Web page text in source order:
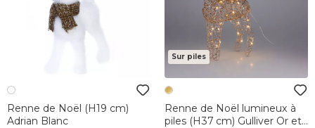
Renne de Noël (H19 cm)
Adrian Blanc
Sur piles
Renne de Noël lumineux à
piles (H37 cm) Gulliver Or et